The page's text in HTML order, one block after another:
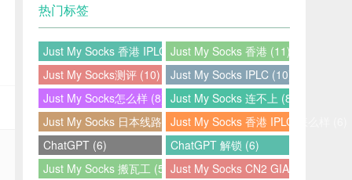
热门标签
Just My Socks 香港 IPLC (12)Just My Socks 香港 (11)
Just My Socks测评 (10)
Just My Socks IPLC (10)
Just My Socks怎么样 (8) Just My Socks 连不上 (8)
Just My Socks 日本线路 (7)Just My Socks 香港 IPLC 怎么样 (6)
ChatGPT (6)
ChatGPT 解锁 (6)
Just My Socks 搬瓦工 (5) Just My Socks CN2 GIA (5)